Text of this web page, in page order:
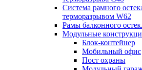
Система рамного
терморазрывом W62
Рамы балконного
Модульные
Блок-контейнер
Мобильный офис
Пост охраны